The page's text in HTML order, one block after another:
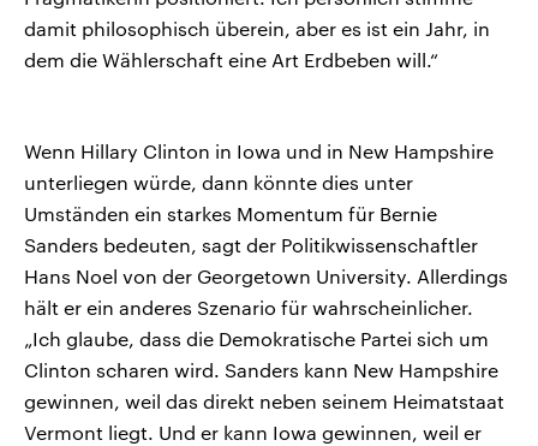
damit philosophisch überein, aber es ist ein Jahr, in
dem die Wählerschaft eine Art Erdbeben will.“
Wenn Hillary Clinton in Iowa und in New Hampshire
unterliegen würde, dann könnte dies unter
Umständen ein starkes Momentum für Bernie
Sanders bedeuten, sagt der Politikwissenschaftler
Hans Noel von der Georgetown University. Allerdings
hält er ein anderes Szenario für wahrscheinlicher.
„Ich glaube, dass die Demokratische Partei sich um
Clinton scharen wird. Sanders kann New Hampshire
gewinnen, weil das direkt neben seinem Heimatstaat
Vermont liegt. Und er kann Iowa gewinnen, weil er